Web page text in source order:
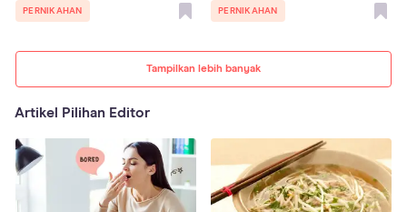
Tampilkan lebih banyak
PERNIKAHAN PERNIKAHAN
Artikel Pilihan Editor